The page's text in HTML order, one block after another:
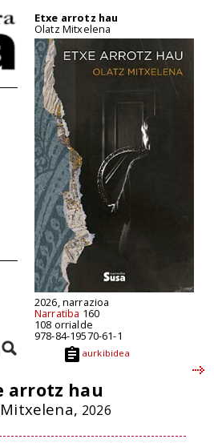
Etxe arrotz hau
Olatz Mitxelena
2026, narrazioa
Narratiba 160
108 orrialde
978-84-19570-61-1
aurkibidea
arrotz hau
2026